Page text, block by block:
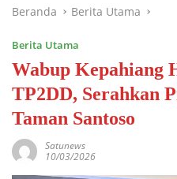
Beranda Berita Utama
Berita Utama
Wabup Kepahiang
TP2DD, Serahkan
Taman Santoso
Satunews
10/03/2026